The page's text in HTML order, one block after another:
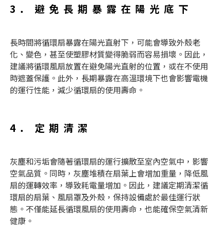
3. 避免長期暴露在陽光底下
長時間將循環扇暴露在陽光直射下，可能會導致外殼老
化、變色，甚至使塑膠材質變得脆弱而容易損壞。因此，
建議將循環風扇放置在避免陽光直射的位置，或在不使用
時遮蓋保護。此外，長期暴露在高溫環境下也會影響電機
的運行性能，減少循環扇的使用壽命。
4. 定期清潔
灰塵和污垢會隨著循環扇的運行擴散至室內空氣中，影響
空氣品質。同時，灰塵堆積在扇葉上會增加重量，降低風
扇的運轉效率，導致耗電量增加。因此，建議定期清潔循
環扇的扇葉、風扇罩及外殼，保持設備處於最佳運行狀
態。不僅能延長循環風扇的使用壽命，也能確保空氣清新
健康。